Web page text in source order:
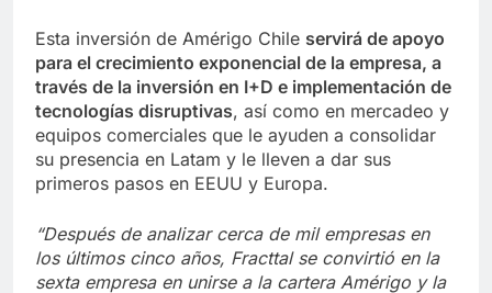
Esta inversión de Amérigo Chile servirá de apoyo
para el crecimiento exponencial de la empresa, a
través de la inversión en I+D e implementación de
tecnologías disruptivas, así como en mercadeo y
equipos comerciales que le ayuden a consolidar
su presencia en Latam y le lleven a dar sus
primeros pasos en EEUU y Europa.
“Después de analizar cerca de mil empresas en
los últimos cinco años, Fracttal se convirtió en la
sexta empresa en unirse a la cartera Amérigo y la